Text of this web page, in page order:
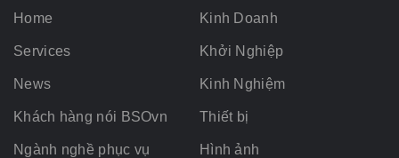
Home
Services
News
Khách hàng nói BSOvn
Ngành nghề phục vụ
Kinh Doanh
Khởi Nghiệp
Kinh Nghiệm
Thiết bị
Hình ảnh